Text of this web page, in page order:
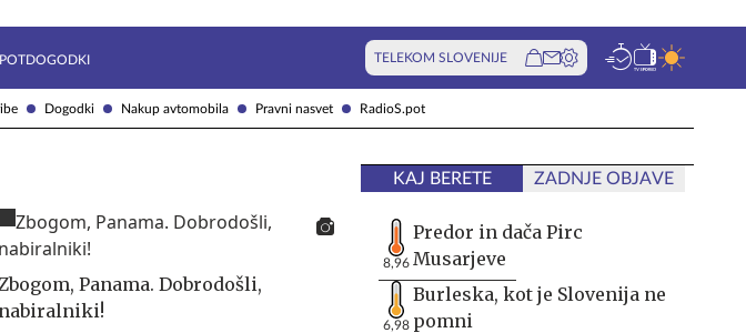
Dogodki Nakup avtomobila Pravni nasvet RadioS.pot
DOGODKI TELEKOM SLOVENIJE
Panama. Dobrodošli,
nabiralniki!
KAJ BERETE ZADNJE OBJAVE
8,96
Predor in dača Pirc
Musarjeve
6,98
Burleska, kot je Slovenija ne
pomni